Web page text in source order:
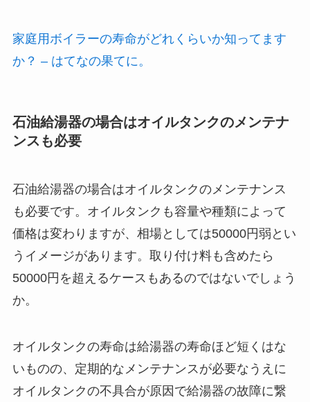
家庭用ボイラーの寿命がどれくらいか知ってます
か？ – はてなの果てに。
石油給湯器の場合はオイルタンクのメンテナ
ンスも必要
石油給湯器の場合はオイルタンクのメンテナンス
も必要です。オイルタンクも容量や種類によって
価格は変わりますが、相場としては50000円弱とい
うイメージがあります。取り付け料も含めたら
50000円を超えるケースもあるのではないでしょう
か。
オイルタンクの寿命は給湯器の寿命ほど短くはな
いものの、定期的なメンテナンスが必要なうえに
オイルタンクの不具合が原因で給湯器の故障に繋